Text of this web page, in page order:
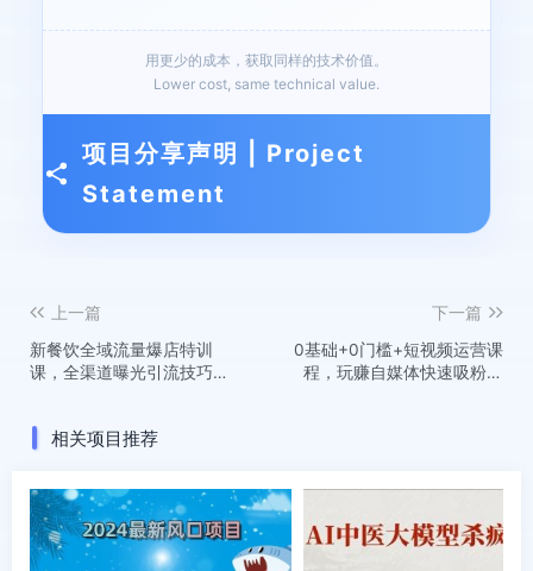
用更少的成本，获取同样的技术价值。
Lower cost, same technical value.
项目分享声明 | Project
Statement
上一篇
新餐饮全域流量爆店特训
课，全渠道曝光引流技巧，
下一篇
0基础+0门槛+短视频运营课
程，玩赚自媒体快速吸粉变
相关项目推荐